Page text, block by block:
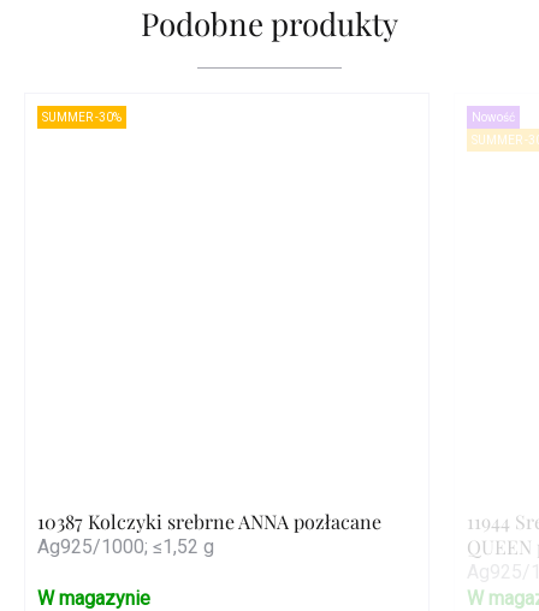
Podobne produkty
SUMMER -30%
10387 Kolczyki srebrne ANNA pozłacane
Ag925/1000; ≤1,52 g
W magazynie
Nowość
SUMMER -
11944
QUEEN
W